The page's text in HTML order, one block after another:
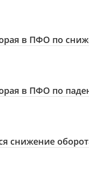
в ПФО по
в ПФО по
снижение